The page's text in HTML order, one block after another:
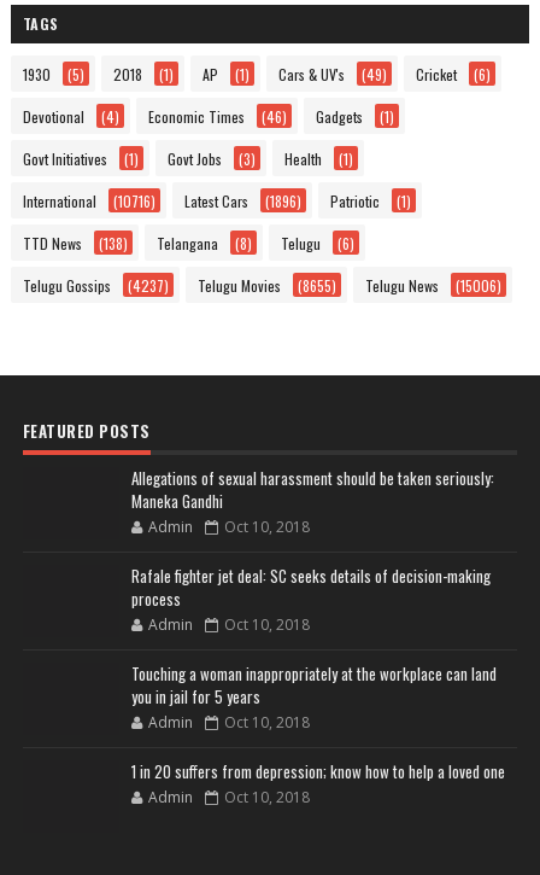
TAGS
1930 (5) 2018 (1) AP (1) Cars & UV's (49) Cricket (6)
Devotional (4) Economic Times (46) Gadgets (1)
Govt Initiatives (1) Govt Jobs (3) Health (1)
International (10716) Latest Cars (1896) Patriotic (1)
TTD News (138) Telangana (8) Telugu (6)
Telugu Gossips (4237) Telugu Movies (8655) Telugu News (15006)
FEATURED POSTS
Allegations of sexual harassment should be taken seriously:
Maneka Gandhi
Admin Oct 10, 2018
Rafale fighter jet deal: SC seeks details of decision-making
process
Admin Oct 10, 2018
Touching a woman inappropriately at the workplace can land
you in jail for 5 years
Admin Oct 10, 2018
1 in 20 suffers from depression; know how to help a loved one
Admin Oct 10, 2018